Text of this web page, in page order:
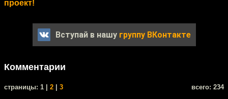
проект!
Вступай в нашу группу ВКонтакте
Комментарии
cтраницы: 1 | 2 3 всего: 234